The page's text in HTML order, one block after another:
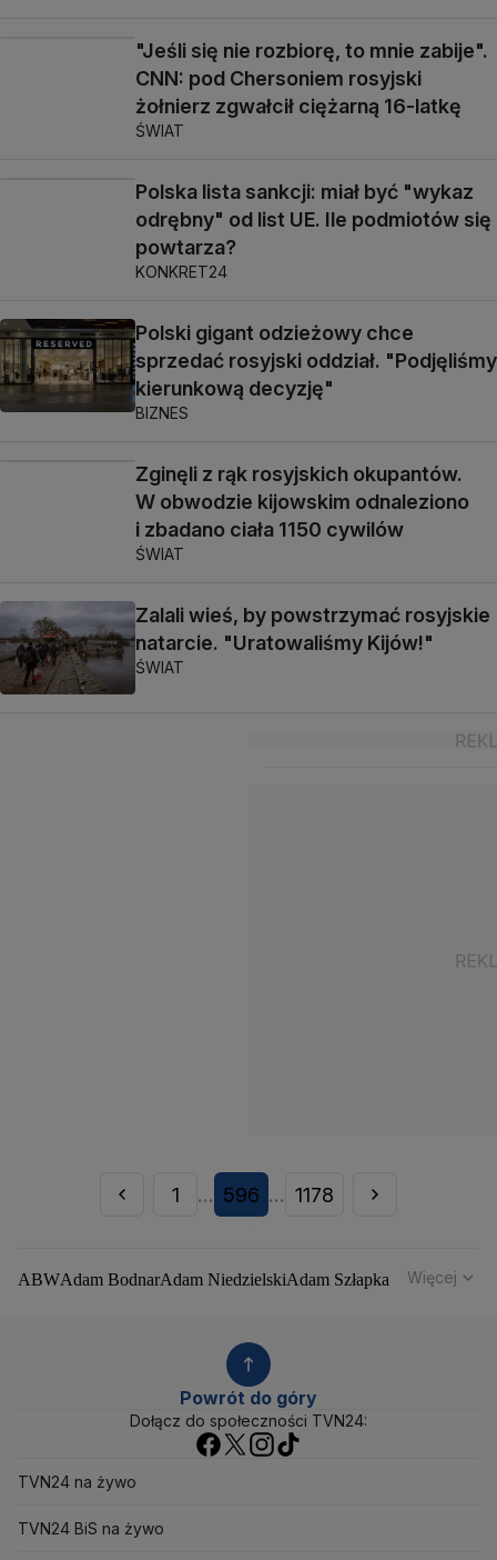
"Jeśli się nie rozbiorę, to mnie zabije".
CNN: pod Chersoniem rosyjski
żołnierz zgwałcił ciężarną 16-latkę
ŚWIAT
Polska lista sankcji: miał być "wykaz
odrębny" od list UE. Ile podmiotów się
powtarza?
KONKRET24
Polski gigant odzieżowy chce
sprzedać rosyjski oddział. "Podjęliśmy
kierunkową decyzję"
BIZNES
Zginęli z rąk rosyjskich okupantów.
W obwodzie kijowskim odnaleziono
i zbadano ciała 1150 cywilów
ŚWIAT
Zalali wieś, by powstrzymać rosyjskie
natarcie. "Uratowaliśmy Kijów!"
ŚWIAT
1 ... 596 ... 1178
ABWAdam BodnarAdam NiedzielskiAdam Szłapka
Aleksander Kwaśniewski
Alert RCB
Ambasada USA w Polsce
Andrzej Duda Białoruś
Biuro Bezpieczeństwa Narodowego
BrukselaCBŚPCBA
Ceny prądu
Ceny mieszkań
Więcej
Powrót do góry
Dołącz do społeczności TVN24:
TVN24 na żywo
TVN24 BiS na żywo